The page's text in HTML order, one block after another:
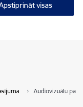
visas
Audiovizuālu